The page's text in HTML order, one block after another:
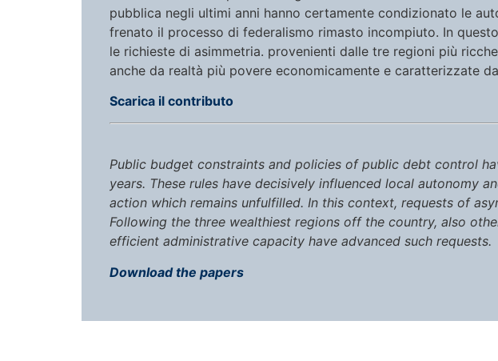
pubblica negli ultimi anni hanno certamente condizionato le
frenato il processo di federalismo rimasto incompiuto. In
le richieste di asimmetria. provenienti dalle tre regioni più
anche da realtà più povere economicamente e caratterizzate
Scarica il contributo
Public budget constraints and policies of public debt control
years. These rules have decisively influenced local autonomy
action which remains unfulfilled. In this context, requests of
Following the three wealthiest regions off the country, also
efficient administrative capacity have advanced such requests.
Download the papers